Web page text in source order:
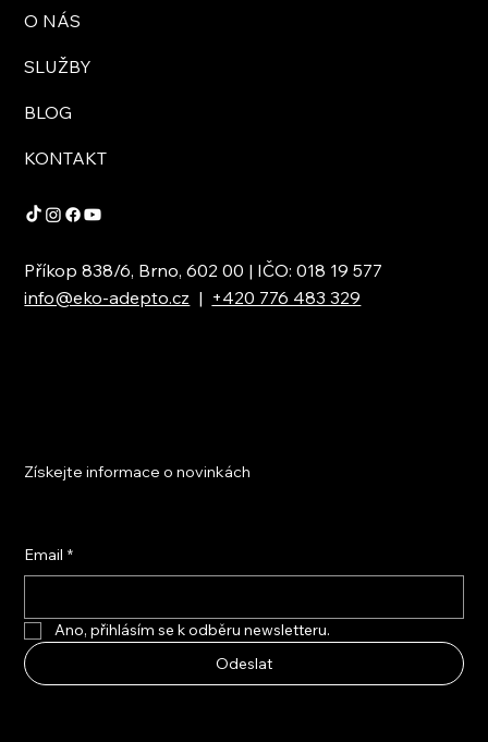
O NÁS
SLUŽBY
BLOG
KONTAKT
Příkop 838/6, Brno, 602 00 | IČO: 018 19 577
info@eko-adepto.cz | +420 776 483 329
Získejte informace o novinkách
Email *
Ano, přihlásím se k odběru newsletteru.
Odeslat